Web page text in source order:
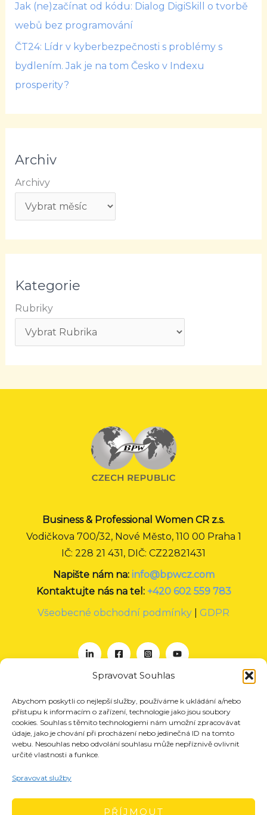
Spravovat Souhlas
Abychom poskytli co nejlepší služby, používáme k ukládání a/nebo
přístupu k informacím o zařízení, technologie jako jsou soubory
cookies. Souhlas s těmito technologiemi nám umožní zpracovávat
údaje, jako je chování při procházení nebo jedinečná ID na tomto
webu. Nesouhlas nebo odvolání souhlasu může nepříznivě ovlivnit
určité vlastnosti a funkce.
Spravovat služby
PŘÍJMOUT
Jak (ne)začínat od kódu: Dialog DigiSkill o tvorbě
webů bez programování
ČT24: Lídr v kyberbezpečnosti s problémy s
bydlením. Jak je na tom Česko v Indexu
prosperity?
Archiv
Archivy
Kategorie
Rubriky
Business & Professional Women CR z.s.
Vodičkova 700/32, Nové Město, 110 00 Praha 1
IČ: 228 21 431, DIČ: CZ22821431
Napište nám na: info@bpwcz.com
Kontaktujte nás na tel: +420 602 559 783
Všeobecné obchodní podmínky
GDPR
O nás
Projekty
Členství
Kontakt